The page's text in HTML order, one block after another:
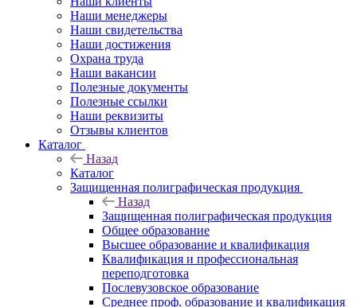
Наши менеджеры
Наши свидетельства
Наши достижения
Охрана труда
Наши вакансии
Полезные документы
Полезные ссылки
Наши реквизиты
Отзывы клиентов
Каталог
Назад
Каталог
Защищенная полиграфическая продукция
Назад
Защищенная полиграфическая продукция
Общее образование
Высшее образование и квалификация
Квалификация и профессиональная
переподготовка
Послевузовское образование
Среднее проф. образование и квалификация